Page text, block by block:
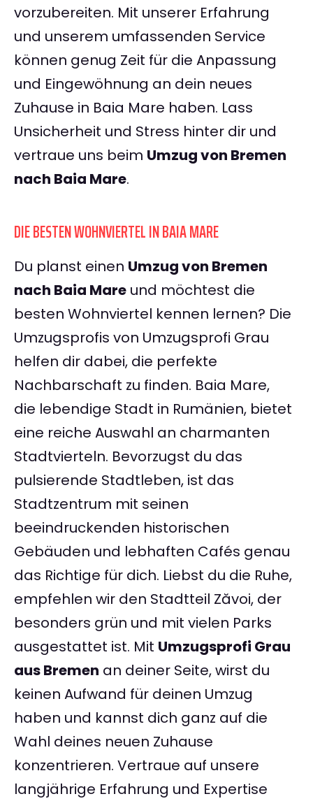
vorzubereiten. Mit unserer Erfahrung
und unserem umfassenden Service
können genug Zeit für die Anpassung
und Eingewöhnung an dein neues
Zuhause in Baia Mare haben. Lass
Unsicherheit und Stress hinter dir und
vertraue uns beim Umzug von Bremen
nach Baia Mare.
DIE BESTEN WOHNVIERTEL IN BAIA MARE
Du planst einen Umzug von Bremen
nach Baia Mare und möchtest die
besten Wohnviertel kennen lernen? Die
Umzugsprofis von Umzugsprofi Grau
helfen dir dabei, die perfekte
Nachbarschaft zu finden. Baia Mare,
die lebendige Stadt in Rumänien, bietet
eine reiche Auswahl an charmanten
Stadtvierteln. Bevorzugst du das
pulsierende Stadtleben, ist das
Stadtzentrum mit seinen
beeindruckenden historischen
Gebäuden und lebhaften Cafés genau
das Richtige für dich. Liebst du die Ruhe,
empfehlen wir den Stadtteil Zăvoi, der
besonders grün und mit vielen Parks
ausgestattet ist. Mit Umzugsprofi Grau
aus Bremen an deiner Seite, wirst du
keinen Aufwand für deinen Umzug
haben und kannst dich ganz auf die
Wahl deines neuen Zuhause
konzentrieren. Vertraue auf unsere
langjährige Erfahrung und Expertise